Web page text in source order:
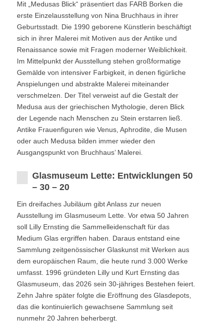
Mit „Medusas Blick“ präsentiert das FARB Borken die
erste Einzelausstellung von Nina Bruchhaus in ihrer
Geburtsstadt. Die 1990 geborene Künstlerin beschäftigt
sich in ihrer Malerei mit Motiven aus der Antike und
Renaissance sowie mit Fragen moderner Weiblichkeit.
Im Mittelpunkt der Ausstellung stehen großformatige
Gemälde von intensiver Farbigkeit, in denen figürliche
Anspielungen und abstrakte Malerei miteinander
verschmelzen. Der Titel verweist auf die Gestalt der
Medusa aus der griechischen Mythologie, deren Blick
der Legende nach Menschen zu Stein erstarren ließ.
Antike Frauenfiguren wie Venus, Aphrodite, die Musen
oder auch Medusa bilden immer wieder den
Ausgangspunkt von Bruchhaus’ Malerei.
Glasmuseum Lette: Entwicklungen 50
– 30 – 20
Ein dreifaches Jubiläum gibt Anlass zur neuen
Ausstellung im Glasmuseum Lette. Vor etwa 50 Jahren
soll Lilly Ernsting die Sammelleidenschaft für das
Medium Glas ergriffen haben. Daraus entstand eine
Sammlung zeitgenössischer Glaskunst mit Werken aus
dem europäischen Raum, die heute rund 3.000 Werke
umfasst. 1996 gründeten Lilly und Kurt Ernsting das
Glasmuseum, das 2026 sein 30-jähriges Bestehen feiert.
Zehn Jahre später folgte die Eröffnung des Glasdepots,
das die kontinuierlich gewachsene Sammlung seit
nunmehr 20 Jahren beherbergt.